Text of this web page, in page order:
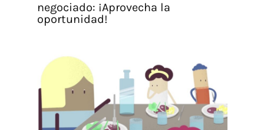
negociado: ¡Aprovecha la
oportunidad!